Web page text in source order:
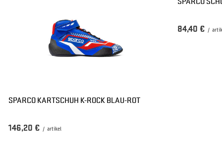
SPARCO KARTSCHUH K-ROCK BLAU-ROT
146,20 € / artikel
84,40 € /